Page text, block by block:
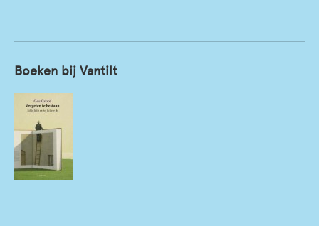
Boeken bij Vantilt